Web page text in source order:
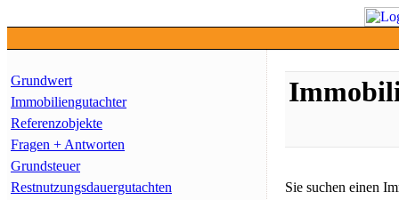
Grundwert
Immobiliengutachter
Referenzobjekte
Fragen + Antworten
Grundsteuer
Restnutzungsdauergutachten
Sie suchen einen